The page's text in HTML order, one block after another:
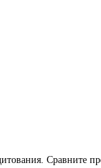
Сравните